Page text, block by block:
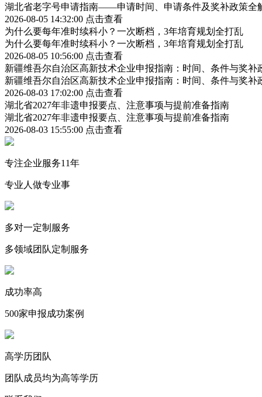
湖北省老字号申请指南——申请时间、申请条件及奖补政策全
2026-08-05 14:32:00 点击查看
为什么要每年准时续科小？一次断档，3年培育规划全打乱
为什么要每年准时续科小？一次断档，3年培育规划全打乱
2026-08-05 10:56:00 点击查看
新疆维吾尔自治区高新技术企业申报指南：时间、条件与奖补
新疆维吾尔自治区高新技术企业申报指南：时间、条件与奖补
2026-08-03 17:02:00 点击查看
湖北省2027年非遗申报要点、注意事项与提前准备指南
湖北省2027年非遗申报要点、注意事项与提前准备指南
2026-08-03 15:55:00 点击查看
专注企业服务11年
专业人做专业事
多对一定制服务
多领域团队定制服务
成功率高
500家申报成功案例
高学历团队
团队成员均为高等学历